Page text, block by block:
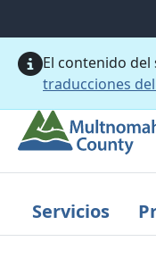
El contenido
traducciones
Servicios